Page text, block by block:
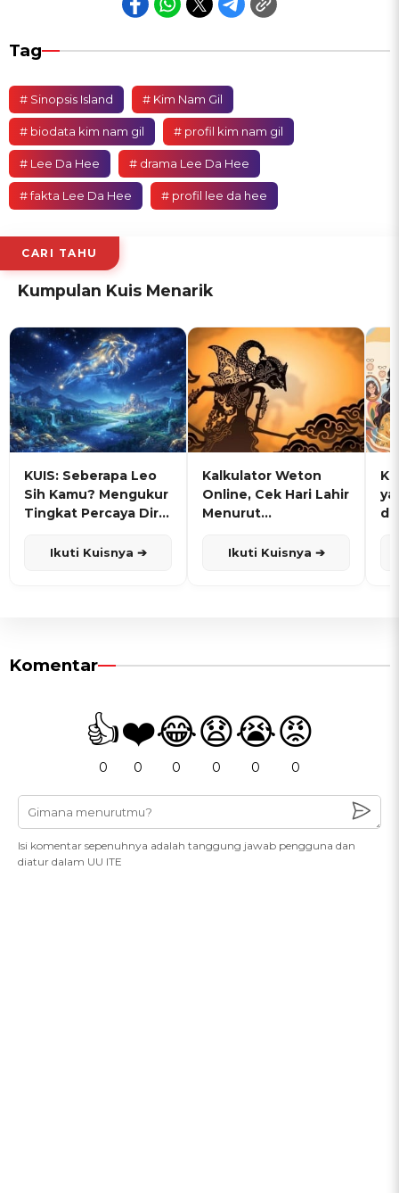
Tag
# Sinopsis Island # Kim Nam Gil
# biodata kim nam gil # profil kim nam gil
# Lee Da Hee # drama Lee Da Hee
# fakta Lee Da Hee # profil lee da hee
CARI TAHU
Kumpulan Kuis Menarik
KUIS: Seberapa Leo
Sih Kamu? Mengukur
Tingkat Percaya Diri
Ikuti Kuisnya ➔
Kalkulator Weton
Online, Cek Hari Lahir
Menurut
Ikuti Kuisnya ➔
Komentar
👍
0
❤️
0
😂
0
😧
0
😭
0
😡
0
Isi komentar sepenuhnya adalah tanggung jawab pengguna dan
diatur dalam UU ITE